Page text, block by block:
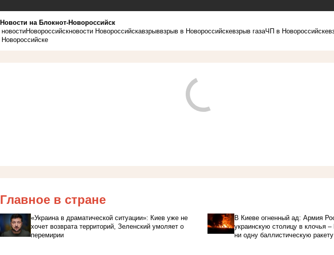
Новости на Блoкнoт-Новороссийск
новостиНовороссийскновости Новороссийскавзрыввзрыв в Новороссийскевзрыв газаЧП в Новороссийске
Новороссийске
Главное в стране
«Украина в драматической ситуации»: Киев уже не
хочет возврата территорий, Зеленский умоляет о
перемирии
В Киеве огненный ад: Армия
украинскую столицу в клочья
ни одну баллистическую ракету